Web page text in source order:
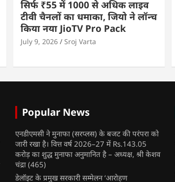
सिर्फ ₹55 में 1000 से अधिक लाइव
टीवी चैनलों का धमाका, जियो ने लॉन्च
किया नया JioTV Pro Pack
July 9, 2026 Sroj Varta
Popular News
एनडीएमसी ने मुनाफा (सरप्लस) के बजट की परंपरा को
जारी रखा है। वित्त वर्ष 2026–27 में Rs.143.05
करोड़ का शुद्ध मुनाफा अनुमानित है – अध्यक्ष, श्री केशव
चंद्रा (465)
डेलॉइट के प्रमुख सरकारी सम्मेलन ‘आरोहण